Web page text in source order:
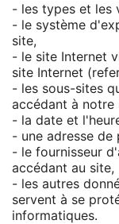
- les types et les
- le système
site,
- le site Internet
site Internet
- les sous-sites
accédant à notre
- la date et
- une adresse de
- le fournisseur
accédant au site,
- les autres
servent à se
informatiques.